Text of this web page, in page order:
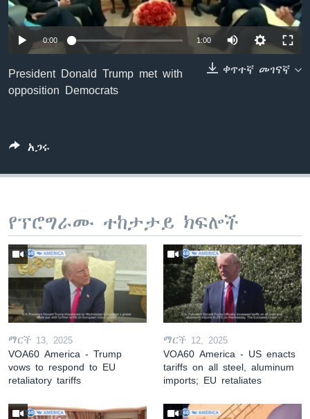
ቋንቋዎች
0:00 1:00
ቀጥተኛ መገናኛ
President Donald Trump met with
opposition Democrats
አጋሩ
የፕሮግራሙ ተከታታይ ክፍሎች
ማርች 13, 2025
VOA60 America - Trump
vows to respond to EU
retaliatory tariffs
ማርች 12, 2025
VOA60 America - US enacts
tariffs on all steel, aluminum
imports; EU retaliates